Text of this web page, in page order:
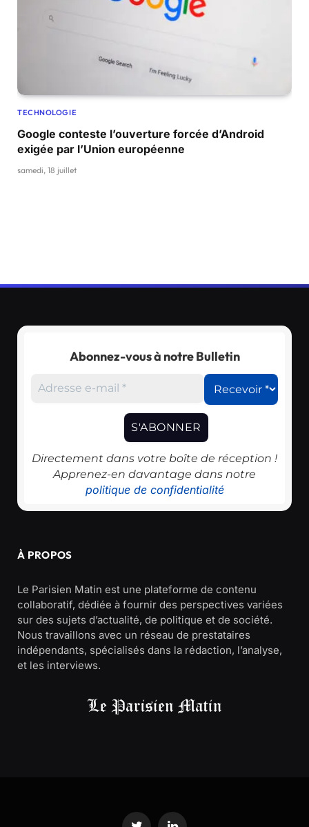
TECHNOLOGIE
Google conteste l’ouverture forcée d’Android
exigée par l’Union européenne
samedi, 18 juillet
Abonnez-vous à notre Bulletin
Directement dans votre boîte de réception !
Apprenez-en davantage dans notre
politique de confidentialité
À PROPOS
Le Parisien Matin est une plateforme de contenu
collaboratif, dédiée à fournir des perspectives variées
sur des sujets d’actualité, de politique et de société.
Nous travaillons avec un réseau de prestataires
indépendants, spécialisés dans la rédaction, l’analyse,
et les interviews.